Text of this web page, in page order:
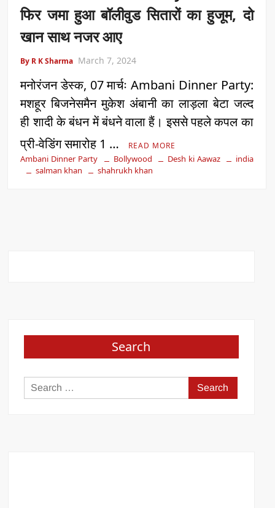
फिर जमा हुआ बॉलीवुड सितारों का हुजूम, दो
खान साथ नजर आए
By R K Sharma March 7, 2024
मनोरंजन डेस्क, 07 मार्चः Ambani Dinner Party:
मशहूर बिजनेसमैन मुकेश अंबानी का लाड़ला बेटा जल्द
ही शादी के बंधन में बंधने वाला हैं। इससे पहले कपल का
प्री-वेडिंग समारोह 1 …
READ MORE
Ambani Dinner Party Bollywood Desh ki Aawaz
india
salman khan
shahrukh khan
Search
Search
for: